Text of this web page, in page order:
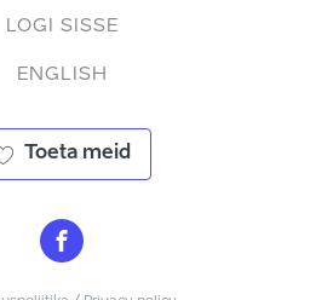
LOGI SISSE
ENGLISH
Toeta meid